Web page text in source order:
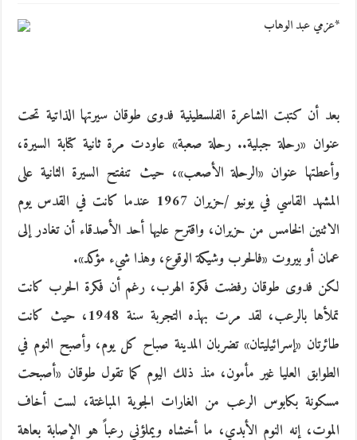
*عزمي عبد الوهاب
بعد أن كتبت الشاعرة الفلسطينية فدوى طوقان سيرتها الذاتية تحت
عنوان «رحلة جبلية.. رحلة صعبة» عاودت مرة ثانية كتابة السيرة،
وأعطتها عنوان «الرحلة الأصعب»، حيث تنفتح السيرة الثانية على
المشهد القاسي في يونيو /‏حزيران 1967 عندما كانت في القدس يوم
الاثنين الخامس من حزيران، واقترح عليها أحد الأصدقاء أن تغادر إلى
عمان أو بيروت «فالحرب وشيكة الوقوع، وهذا شيء مؤكد».
لكن فدوى طوقان رفضت فكرة الهرب، رغم أن فكرة الحرب كانت
تملأها بالرعب، لقد مرت بهذه التجربة سنة 1948، حيث كانت
طائرتان «إسرائيليتان» تضربان المدينة صباح كل يوم، وأصبح النوم في
الطوابق العليا غير مأمون، منذ ذلك اليوم كما تقول طوقان «أصبحت
مسكونة بكابوس الرعب من الغارات الجوية المباغتة، لست أخاف
الموت، إنه النوم الأبدي، ما أخشاه ويملؤني رعباً هو الإصابة بعاهة